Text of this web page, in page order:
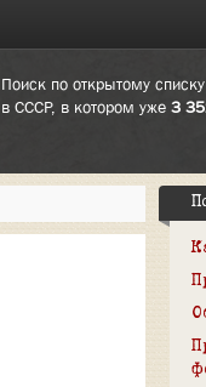
Поиск по открытому
в СССР, в котором уже 3